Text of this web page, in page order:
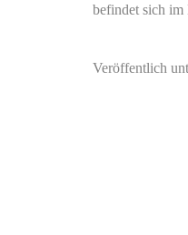
befindet sich
Veröffentlich